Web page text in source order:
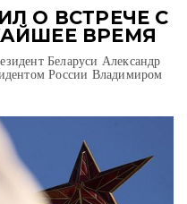
О ВСТРЕЧЕ С
ВРЕМЯ
Беларуси Александр
России Владимиром